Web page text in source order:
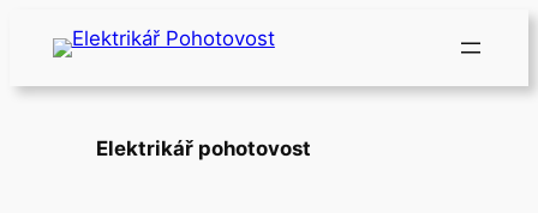
Přeskočit
obsah
Elektrikář pohotovost